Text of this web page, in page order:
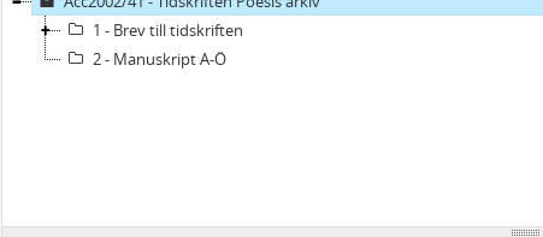
1 - Brev till tidskriften
2 - Manuskript A-Ö